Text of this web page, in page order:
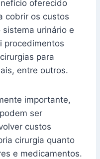
oferecido
cobrir os custos
urinário e
procedimentos
para
entre outros.
importante,
ser
custos
cirurgia quanto
e medicamentos.